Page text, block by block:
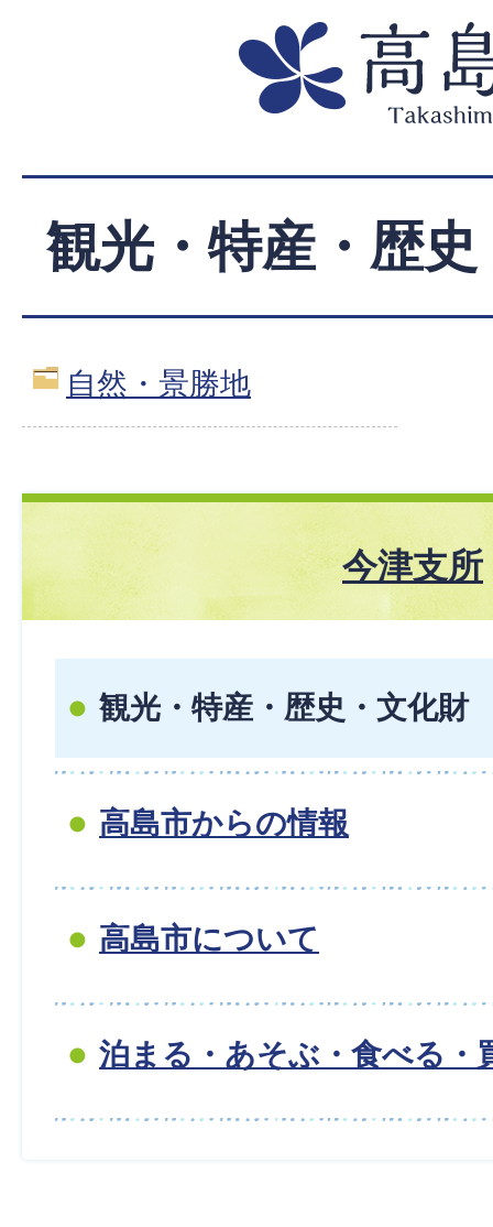
観光・特産・歴
自然・景勝地
今津支所
観光・特産・歴史・文化財
高島市からの情報
高島市について
泊まる・あそぶ・食べる・